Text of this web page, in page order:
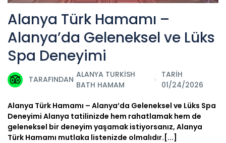
Alanya Türk Hamamı –
Alanya’da Geleneksel ve Lüks
Spa Deneyimi
TARAFINDAN
ALANYA TURKISH
BATH HAMAM
TARİH
01/24/2026
Alanya Türk Hamamı – Alanya’da Geleneksel ve Lüks Spa
Deneyimi Alanya tatilinizde hem rahatlamak hem de
geleneksel bir deneyim yaşamak istiyorsanız, Alanya
Türk Hamamı mutlaka listenizde olmalıdır.[...]